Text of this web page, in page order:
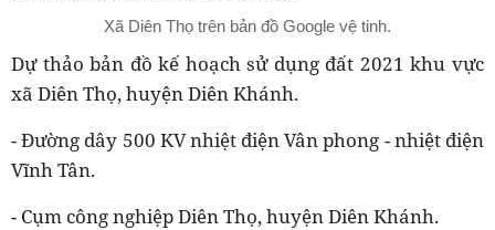
Xã Diên Thọ trên bản đồ Google vệ tinh.
Dự thảo bản đồ kế hoạch sử dụng đất 2021 khu vực
xã Diên Thọ, huyện Diên Khánh.
- Đường dây 500 KV nhiệt điện Vân phong - nhiệt điện
Vĩnh Tân.
- Cụm công nghiệp Diên Thọ, huyện Diên Khánh.